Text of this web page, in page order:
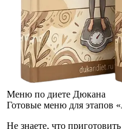
Меню по диете Дюкана
Готовые меню для этапов
Не знаете, что